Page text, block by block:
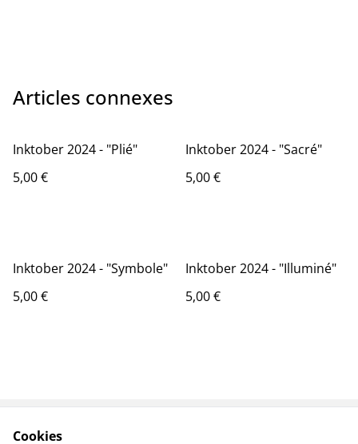
Articles connexes
Inktober 2024 - "Plié"
5,00 €
Inktober 2024 - "Sacré"
5,00 €
Inktober 2024 - "Symbole"
5,00 €
Inktober 2024 - "Illuminé"
5,00 €
Cookies